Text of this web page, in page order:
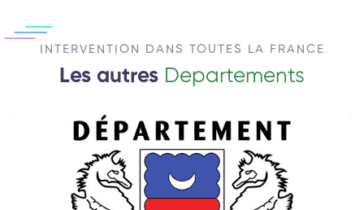
INTERVENTION DANS TOUTES LA FRANCE
Les autres Departements